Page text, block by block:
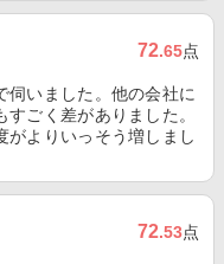
72.65点
伺いました。他の会社に
ごく差がありました。
がよりいっそう増しまし
72.53点